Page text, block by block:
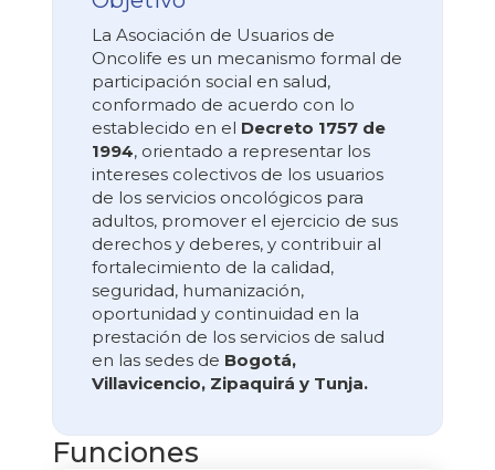
La Asociación de Usuarios de
Oncolife es un mecanismo formal de
participación social en salud,
conformado de acuerdo con lo
establecido en el Decreto 1757 de
1994, orientado a representar los
intereses colectivos de los usuarios
de los servicios oncológicos para
adultos, promover el ejercicio de sus
derechos y deberes, y contribuir al
fortalecimiento de la calidad,
seguridad, humanización,
oportunidad y continuidad en la
prestación de los servicios de salud
en las sedes de Bogotá,
Villavicencio, Zipaquirá y Tunja.
Funciones